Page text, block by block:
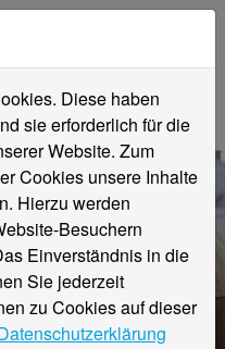
Zoom
Diese haben
sie erforderlich für die
Website. Zum
Cookies unsere Inhalte
Hierzu werden
Besuchern
Einverständnis in die
Sie jederzeit
zu Cookies auf dieser